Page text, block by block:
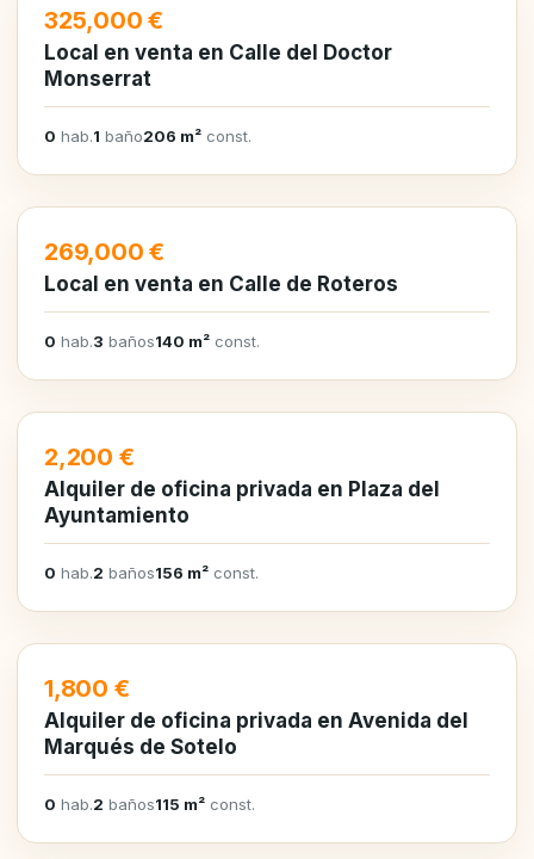
EN VENTA
325,000 €
Local en venta en Calle del Doctor
Monserrat
0 hab.1 baño206 m² const.
EN VENTA
269,000 €
Local en venta en Calle de Roteros
0 hab.3 baños140 m² const.
EN ALQUILER
2,200 €
Alquiler de oficina privada en Plaza del
Ayuntamiento
0 hab.2 baños156 m² const.
EN ALQUILER
1,800 €
Alquiler de oficina privada en Avenida del
Marqués de Sotelo
0 hab.2 baños115 m² const.